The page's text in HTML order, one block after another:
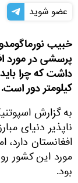
عضو شوید
خبیب
پرسشی در مورد
داشت که چرا
کیلومتر دور است.
به گزارش
ناپذیر دنیای
افغانستان
مورد این کشور
بود.